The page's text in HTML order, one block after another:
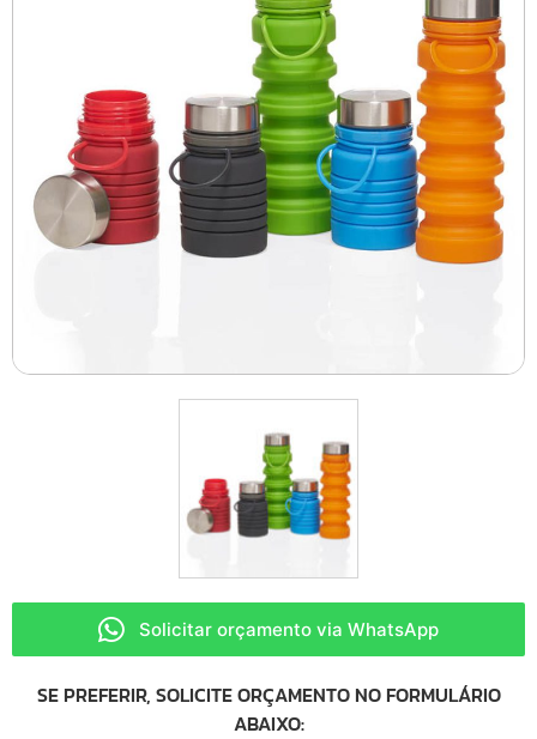
Solicitar orçamento via WhatsApp
SE PREFERIR, SOLICITE ORÇAMENTO NO FORMULÁRIO
ABAIXO: